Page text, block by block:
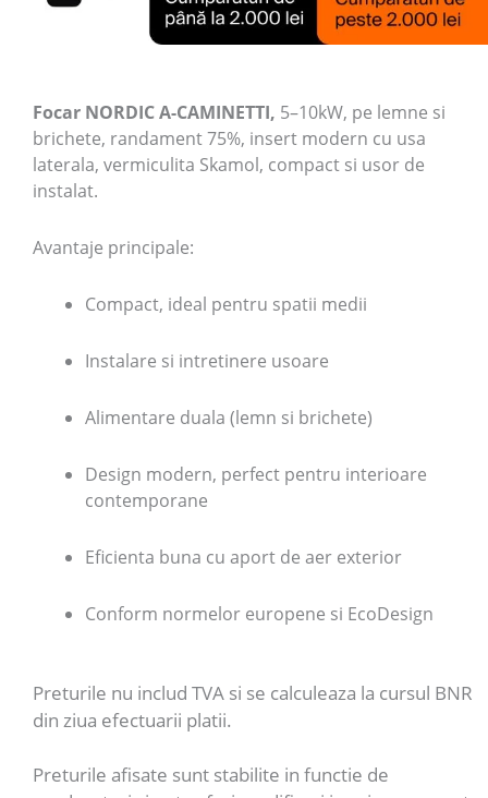
Focar NORDIC A-CAMINETTI, 5–10kW, pe lemne si
brichete, randament 75%, insert modern cu usa
laterala, vermiculita Skamol, compact si usor de
instalat.
Avantaje principale:
Compact, ideal pentru spatii medii
Instalare si intretinere usoare
Alimentare duala (lemn si brichete)
Design modern, perfect pentru interioare
contemporane
Eficienta buna cu aport de aer exterior
Conform normelor europene si EcoDesign
Preturile nu includ TVA si se calculeaza la cursul BNR
din ziua efectuarii platii.
Preturile afisate sunt stabilite in functie de